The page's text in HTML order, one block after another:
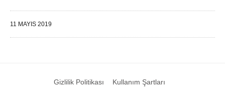
11 MAYIS 2019
Gizlilik Politikası Kullanım Şartları